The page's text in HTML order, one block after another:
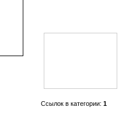
Ссылок в категории: 1